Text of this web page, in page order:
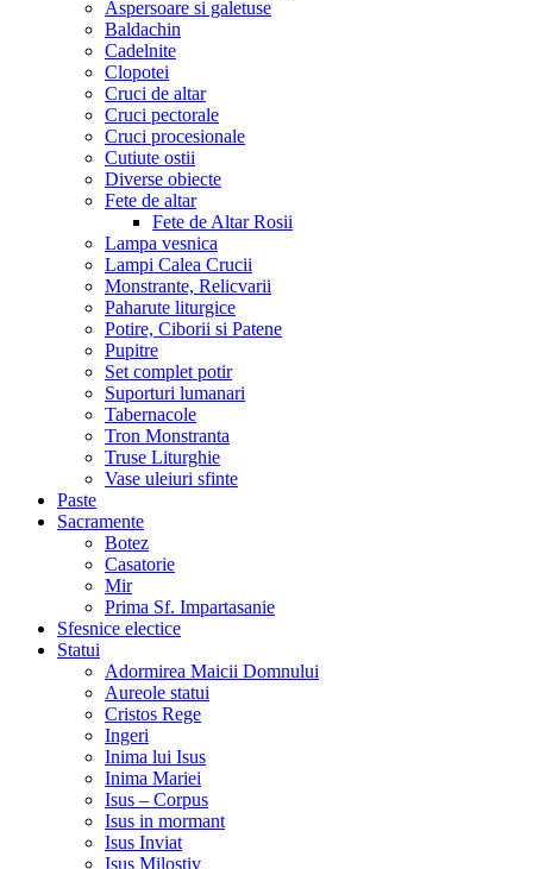
Aspersoare si galetuse
Baldachin
Cadelnite
Clopotei
Cruci de altar
Cruci pectorale
Cruci procesionale
Cutiute ostii
Diverse obiecte
Fete de altar
Fete de Altar Rosii
Lampa vesnica
Lampi Calea Crucii
Monstrante, Relicvarii
Paharute liturgice
Potire, Ciborii si Patene
Pupitre
Set complet potir
Suporturi lumanari
Tabernacole
Tron Monstranta
Truse Liturghie
Vase uleiuri sfinte
Paste
Sacramente
Botez
Casatorie
Mir
Prima Sf. Impartasanie
Sfesnice electice
Statui
Adormirea Maicii Domnului
Aureole statui
Cristos Rege
Ingeri
Inima lui Isus
Inima Mariei
Isus – Corpus
Isus in mormant
Isus Inviat
Isus Milostiv